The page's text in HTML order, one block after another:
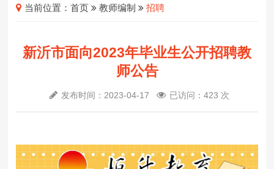
当前位置：首页 教师编制 招聘
新沂市面向2023年毕业生公开招聘教
师公告
发布时间：2023-04-17 已访问：423 次